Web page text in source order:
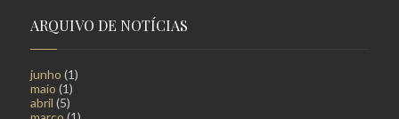
ARQUIVO DE NOTÍCIAS
junho (1)
maio (1)
abril (5)